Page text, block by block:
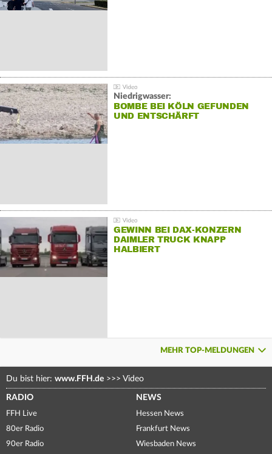
Niedrigwasser:
BOMBE BEI KÖLN GEFUNDEN
UND ENTSCHÄRFT
GEWINN BEI DAX-KONZERN
DAIMLER TRUCK KNAPP
HALBIERT
MEHR TOP-MELDUNGEN
Du bist hier: www.FFH.de >>> Video
RADIO
FFH Live
80er Radio
90er Radio
NEWS
Hessen News
Frankfurt News
Wiesbaden News